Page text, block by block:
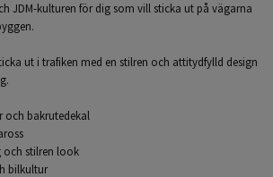
JDM-kulturen för dig som vill sticka ut på vägarna
ut i trafiken med en stilren och attitydfylld design
och bakrutedekal
och stilren look
bilkultur